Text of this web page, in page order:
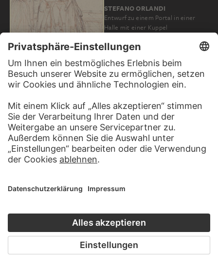
DANIEL CHODOWIECKI
Eltern Freuden
STEFANO ORLANDI
Entwurf zu einem Portal in einer
Halle mit einer Kuppel
GEORG MELCHIOR KRAUS
Familienfeier, die Frau schenkt
dem Mann ein Glas Wein ein